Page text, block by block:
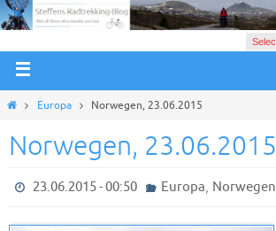
Europa Norwegen, 23.06.2015
Norwegen, 23.06.2015
23.06.2015 - 00:50 Europa, Norwegen